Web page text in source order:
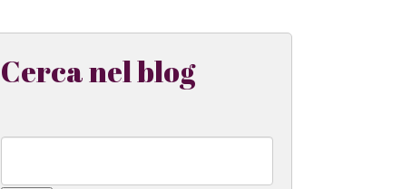
Cerca nel blog